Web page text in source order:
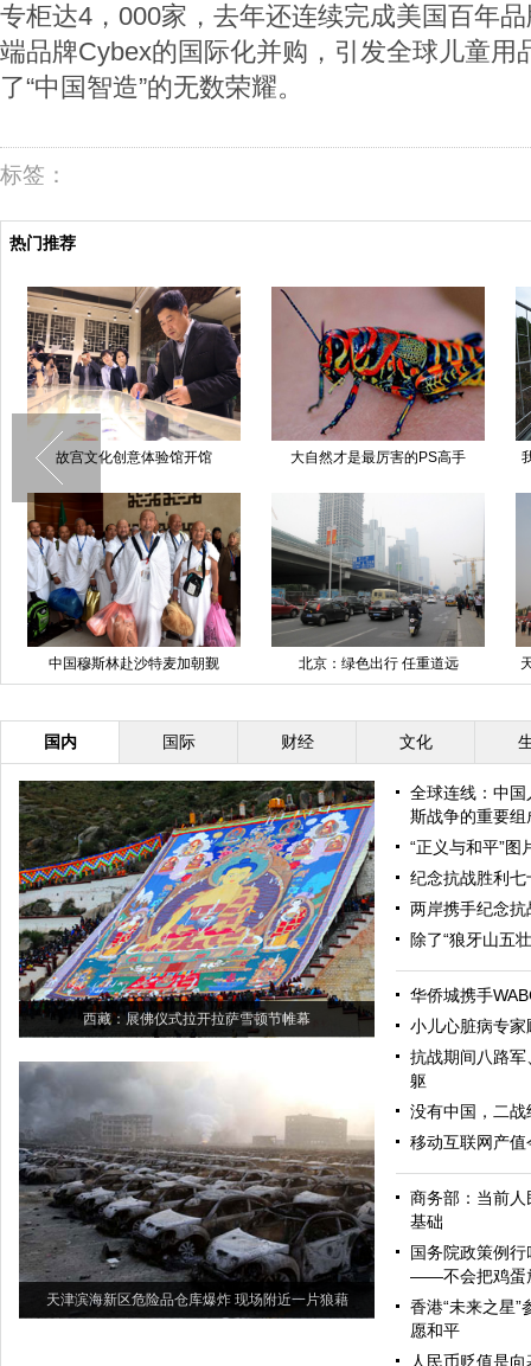
专柜达4 ， 000家，去年还连续完成美国百年
端品牌Cybex的国际化并购，引发全球儿童用
了“中国智造”的无数荣耀。
标签：
热门推荐
故宫文化创意体验馆开馆 大自然才是最厉害的PS高手
中国穆斯林赴沙特麦加朝觐 北京：绿色出行 任重道远
国内 国际 财经 文化
西藏：展佛仪式拉开拉萨雪顿节帷幕
天津滨海新区危险品仓库爆炸 现场附近一片狼藉
全球连线：中
斯战争的重要组
“正义与和平”图
纪念抗战胜利
两岸携手纪念
除了“狼牙山五
华侨城携手
小儿心脏病专家
抗战期间八路
躯
没有中国，二
移动互联网产
商务部：当前
基础
国务院政策例
——不会把鸡蛋
香港“未来之星
愿和平
人民币贬值是